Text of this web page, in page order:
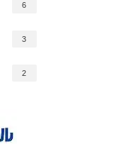
6
3
2